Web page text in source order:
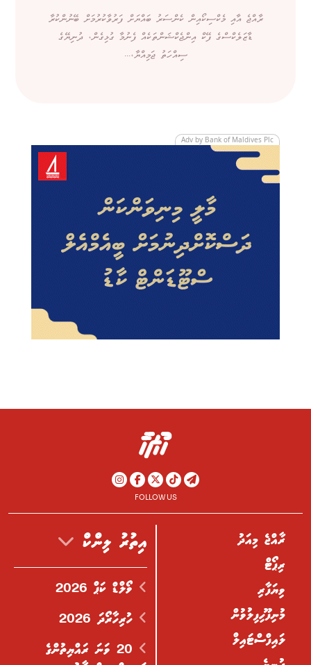
ރާއްޖެ އާއި މެކްސިކޯއިން ކެންސަރު ބައްޔަށް ފަރުވާކުރުމަށް ބޭނުންކުރާ
ޑާޒަލެކްސްގެ ފޭކް އިންޖެކްޝަންތަކެއް ފެނުމާ ގުޅިގެން، ދުނިޔޭގެ
ސިއްހަތު ޖަމިއްޔާ،...
Adv by Bank of Maldives Plc
FOLLOW US
ރާއްޖެ މިއަދު
ރިޕޯޓް
ވިޔަފާރި
މުނިފޫހިފިލުވުން
ލައިފްސްޓައިލް
އިތުރު ލިންކް
ވޯލްޑް ކަޕް 2026
ހުރިހާރޯދަ 2026
20 ވަނަ ރައްޔިތުންގެ